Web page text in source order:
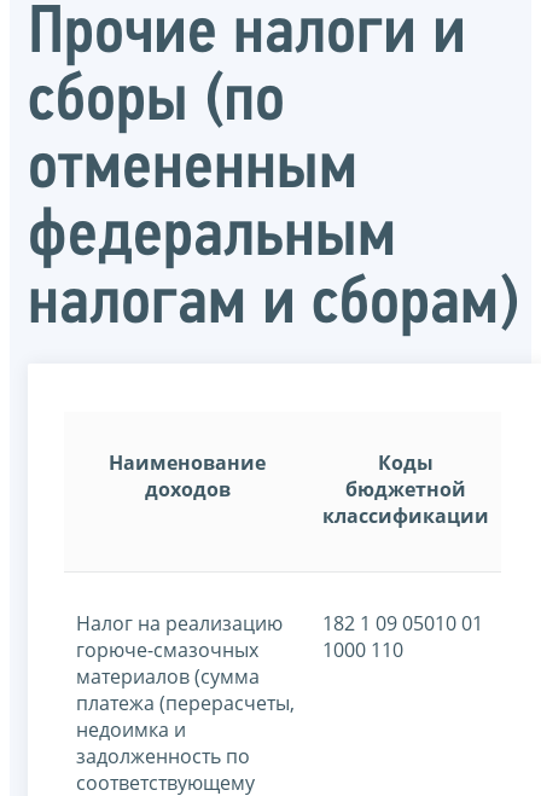
Прочие налоги и
сборы (по
отмененным
федеральным
налогам и сборам)
Наименование
доходов
Коды
бюджетной
классификации
Налог на реализацию
горюче-смазочных
материалов (сумма
платежа (перерасчеты,
недоимка и
задолженность по
соответствующему
182 1 09 05010 01
1000 110